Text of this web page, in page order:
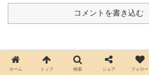
コメントを書き込む
ホーム トップ 検索 シェア フォロー